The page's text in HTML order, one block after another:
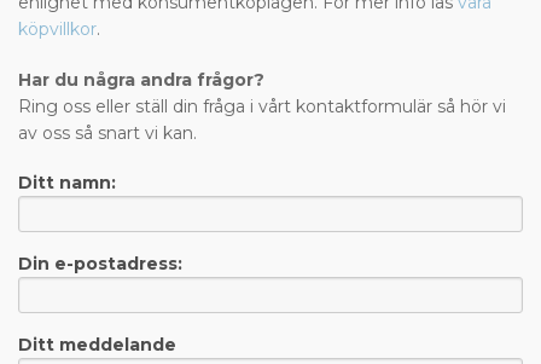
köpvillkor.
Har du några andra frågor?
Ring oss eller ställ din fråga i vårt kontaktformulär så hör vi
av oss så snart vi kan.
Ditt namn:
Din e-postadress:
Ditt meddelande